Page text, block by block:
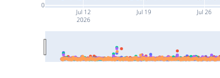
Jul 12
2026
Jul 19 Jul 26
0